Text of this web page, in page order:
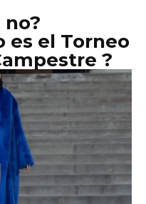
no?
es el Torneo
?